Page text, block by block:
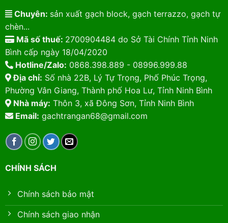
Chuyên: sản xuất gạch block, gạch terrazzo, gạch tự
chèn...
Mã số thuế: 2700904484 do Sở Tài Chính Tỉnh Ninh
Bình cấp ngày 18/04/2020
Hotline/Zalo: 0868.398.889 - 08996.999.88
Địa chỉ: Số nhà 22B, Lý Tự Trọng, Phố Phúc Trọng,
Phường Vân Giang, Thành phố Hoa Lư, Tỉnh Ninh Bình
Nhà máy: Thôn 3, xã Đông Sơn, Tỉnh Ninh Bình
Email: gachtrangan68@gmail.com
CHÍNH SÁCH
Chính sách bảo mật
Chính sách giao nhận